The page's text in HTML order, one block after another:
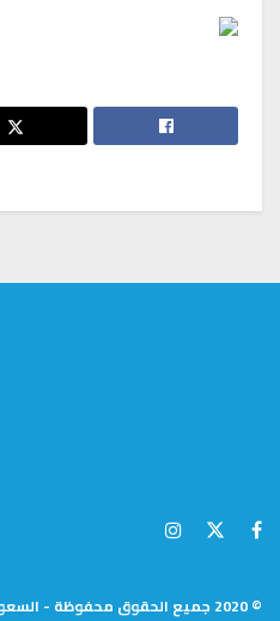
© 2020 جميع الحقوق محفوظة - السعودية اليوم.